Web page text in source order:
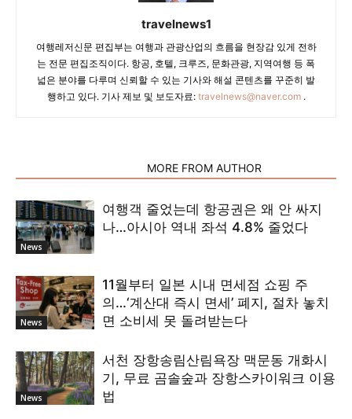
travelnews1
여행레저신문 편집부는 여행과 관광산업의 흐름을 현장감 있게 전하
는 전문 편집조직이다. 항공, 호텔, 크루즈, 문화관광, 지역여행 등 폭
넓은 분야를 다루며 신뢰할 수 있는 기사와 해설 콘텐츠를 꾸준히 발
행하고 있다. 기사 제보 및 보도자료: travelnews@naver.com.
MORE FROM AUTHOR
News
여행객 줄었는데 항공권은 왜 안 싸지
나…아시아 역내 좌석 4.8% 줄었다
News
11월부터 일본 시내 면세점 쇼핑 주
의…‘계산대 즉시 면세’ 폐지, 절차 놓치
면 소비세 못 돌려받는다
News
서천 장항송림산림욕장 맥문동 개화시
기, 무료 곰솔숲과 장항스카이워크 이용
법